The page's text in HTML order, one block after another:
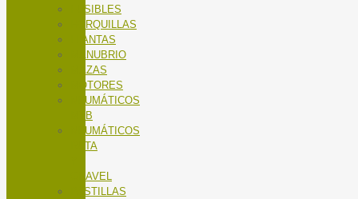
FUSIBLES
HORQUILLAS
LLANTAS
MANUBRIO
MAZAS
MOTORES
NEUMÁTICOS
MTB
NEUMÁTICOS
RUTA
GRAVEL
PASTILLAS